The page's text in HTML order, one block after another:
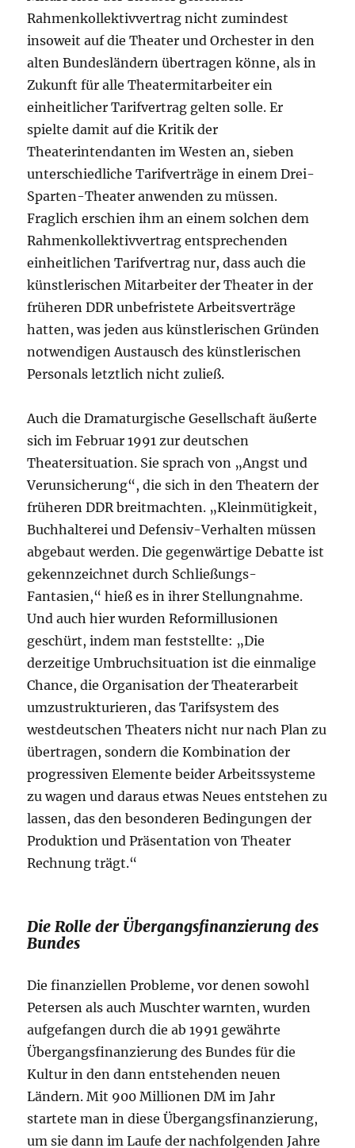
Rahmenkollektivvertrag nicht zumindest
insoweit auf die Theater und Orchester in den
alten Bundesländern übertragen könne, als in
Zukunft für alle Theatermitarbeiter ein
einheitlicher Tarifvertrag gelten solle. Er
spielte damit auf die Kritik der
Theaterintendanten im Westen an, sieben
unterschiedliche Tarifverträge in einem Drei-
Sparten-Theater anwenden zu müssen.
Fraglich erschien ihm an einem solchen dem
Rahmenkollektivvertrag entsprechenden
einheitlichen Tarifvertrag nur, dass auch die
künstlerischen Mitarbeiter der Theater in der
früheren DDR unbefristete Arbeitsverträge
hatten, was jeden aus künstlerischen Gründen
notwendigen Austausch des künstlerischen
Personals letztlich nicht zuließ.
Auch die Dramaturgische Gesellschaft äußerte
sich im Februar 1991 zur deutschen
Theatersituation. Sie sprach von „Angst und
Verunsicherung“, die sich in den Theatern der
früheren DDR breitmachten. „Kleinmütigkeit,
Buchhalterei und Defensiv-Verhalten müssen
abgebaut werden. Die gegenwärtige Debatte ist
gekennzeichnet durch Schließungs-
Fantasien,“ hieß es in ihrer Stellungnahme.
Und auch hier wurden Reformillusionen
geschürt, indem man feststellte: „Die
derzeitige Umbruchsituation ist die einmalige
Chance, die Organisation der Theaterarbeit
umzustrukturieren, das Tarifsystem des
westdeutschen Theaters nicht nur nach Plan zu
übertragen, sondern die Kombination der
progressiven Elemente beider Arbeitssysteme
zu wagen und daraus etwas Neues entstehen zu
lassen, das den besonderen Bedingungen der
Produktion und Präsentation von Theater
Rechnung trägt.“
Die Rolle der Übergangsfinanzierung des
Bundes
Die finanziellen Probleme, vor denen sowohl
Petersen als auch Muschter warnten, wurden
aufgefangen durch die ab 1991 gewährte
Übergangsfinanzierung des Bundes für die
Kultur in den dann entstehenden neuen
Ländern. Mit 900 Millionen DM im Jahr
startete man in diese Übergangsfinanzierung,
um sie dann im Laufe der nachfolgenden Jahre